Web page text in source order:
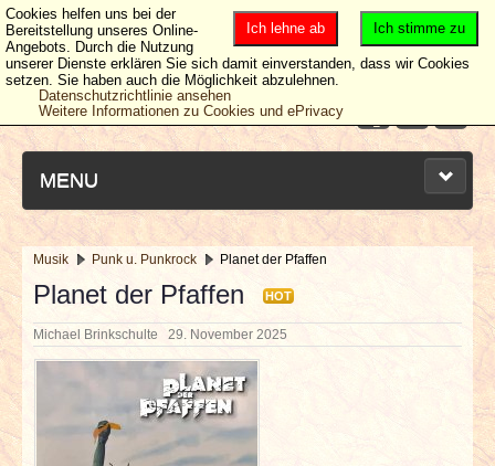
MENU
NEUESTE ARTIKEL
NEWS & DATES
BERICHTE
VERLOSUNGEN
Musik Punk u. Punkrock Planet der Pfaffen
Planet der Pfaffen HOT
Michael Brinkschulte 29. November 2025
Ich stimme zu
Ich lehne ab
Cookies helfen uns bei der
Bereitstellung unseres Online-
Angebots. Durch die Nutzung
unserer Dienste erklären Sie sich damit einverstanden, dass wir Cookies
setzen. Sie haben auch die Möglichkeit abzulehnen.
Datenschutzrichtlinie ansehen
Weitere Informationen zu Cookies und ePrivacy